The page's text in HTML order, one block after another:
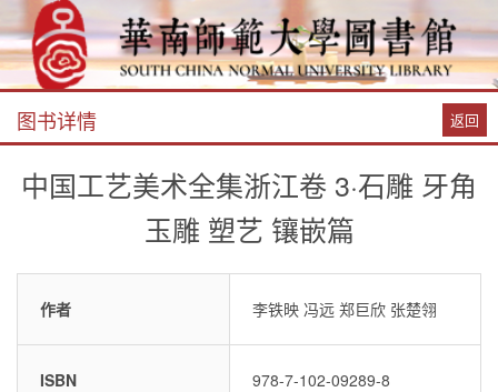
图书详情 返回
中国工艺美术全集浙江卷 3·石雕 牙角
玉雕 塑艺 镶嵌篇
作者 李铁映 冯远 郑巨欣 张楚翎
ISBN 978-7-102-09289-8